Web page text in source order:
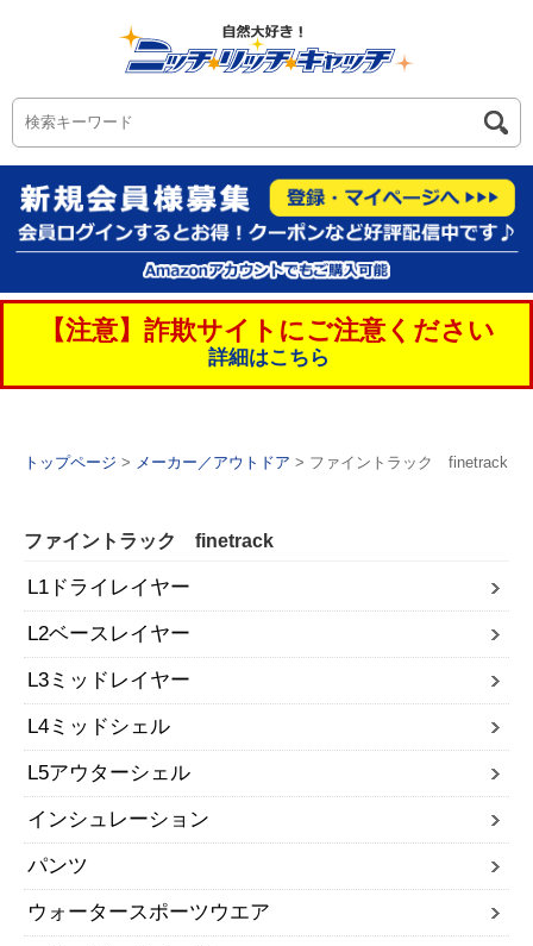
【注意】詐欺サイトにご注意ください
詳細はこちら
トップページ > メーカー／アウトドア > ファイントラック finetrack
ファイントラック finetrack
L1ドライレイヤー
L2ベースレイヤー
L3ミッドレイヤー
L4ミッドシェル
L5アウターシェル
インシュレーション
パンツ
ウォータースポーツウエア